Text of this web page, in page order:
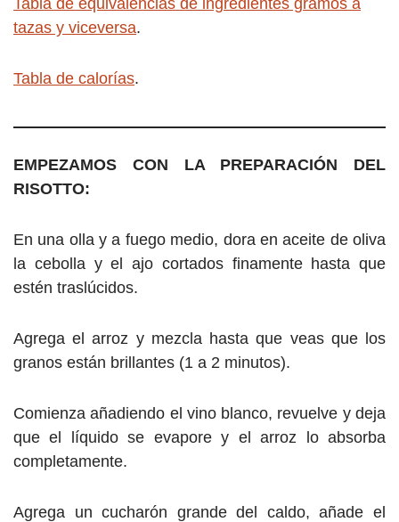
tazas y viceversa.
Tabla de calorías.
EMPEZAMOS CON LA PREPARACIÓN DEL
RISOTTO:
En una olla y a fuego medio, dora en aceite de oliva
la cebolla y el ajo cortados finamente hasta que
estén traslúcidos.
Agrega el arroz y mezcla hasta que veas que los
granos están brillantes (1 a 2 minutos).
Comienza añadiendo el vino blanco, revuelve y deja
que el líquido se evapore y el arroz lo absorba
completamente.
Agrega un cucharón grande del caldo, añade el